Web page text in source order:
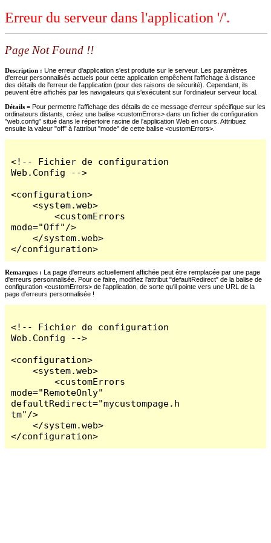
Erreur du serveur dans l'application '/'.
Page Not Found !!
Description : Une erreur d'application s'est produite sur le serveur. Les paramètres
d'erreur personnalisés actuels pour cette application empêchent l'affichage à distance
des détails de l'erreur de l'application (pour des raisons de sécurité). Cependant, ils
peuvent être affichés par les navigateurs qui s'exécutent sur l'ordinateur serveur local.
Détails = Pour permettre l'affichage des détails de ce message d'erreur spécifique sur les
ordinateurs distants, créez une balise <customErrors> dans un fichier de configuration
"web.config" situé dans le répertoire racine de l'application Web en cours. Attribuez
ensuite la valeur "off" à l'attribut "mode" de cette balise <customErrors>.
<!-- Fichier de configuration
Web.Config -->
<configuration>
    <system.web>
        <customErrors
mode="Off"/>
    </system.web>
</configuration>
Remarques : La page d'erreurs actuellement affichée peut être remplacée par une page
d'erreurs personnalisée. Pour ce faire, modifiez l'attribut "defaultRedirect" de la balise de
configuration <customErrors> de l'application, de sorte qu'il pointe vers une URL de la
page d'erreurs personnalisée !
<!-- Fichier de configuration
Web.Config -->
<configuration>
    <system.web>
        <customErrors
mode="RemoteOnly"
defaultRedirect="mycustompage.h
tm"/>
    </system.web>
</configuration>